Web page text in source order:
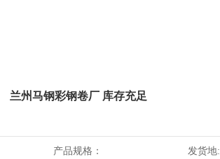
兰州马钢彩钢卷厂 库存充足
产品规格： 发货地: